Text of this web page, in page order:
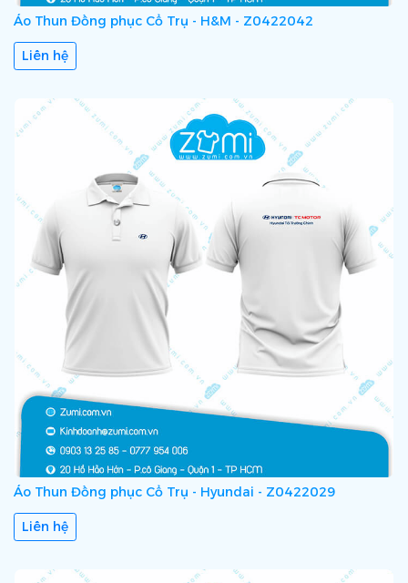
Áo Thun Đồng phục Cổ Trụ - H&M - Z0422042
Liên hệ
Áo Thun Đồng phục Cổ Trụ - Hyundai - Z0422029
Liên hệ